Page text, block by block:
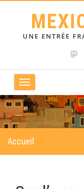
UNE ENTRÉE
Toggle
navigation
Accueil